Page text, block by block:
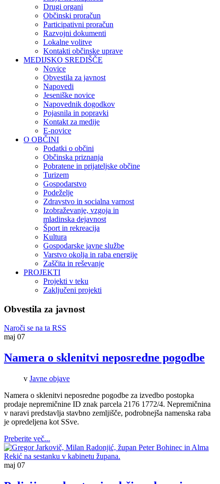
Drugi organi
Občinski proračun
Participativni proračun
Razvojni dokumenti
Lokalne volitve
Kontakti občinske uprave
MEDIJSKO SREDIŠČE
Novice
Obvestila za javnost
Napovedi
Jeseniške novice
Napovednik dogodkov
Pojasnila in popravki
Kontakt za medije
E-novice
O OBČINI
Podatki o občini
Občinska priznanja
Pobratene in prijateljske občine
Turizem
Gospodarstvo
Podeželje
Zdravstvo in socialna varnost
Izobraževanje, vzgoja in
mladinska dejavnost
Šport in rekreacija
Kultura
Gospodarske javne službe
Varstvo okolja in raba energije
Zaščita in reševanje
PROJEKTI
Projekti v teku
Zaključeni projekti
Obvestila za javnost
Naroči se na ta RSS
maj 07
Namera o sklenitvi neposredne pogodbe
v Javne objave
Namera o sklenitvi neposredne pogodbe za izvedbo postopka
prodaje nepremičnine ID znak parcela 2176 1772/4. Nepremičnina
v naravi predstavlja stavbno zemljišče, podrobnejša namenska raba
je opredeljena kot SSve.
Preberite več...
maj 07